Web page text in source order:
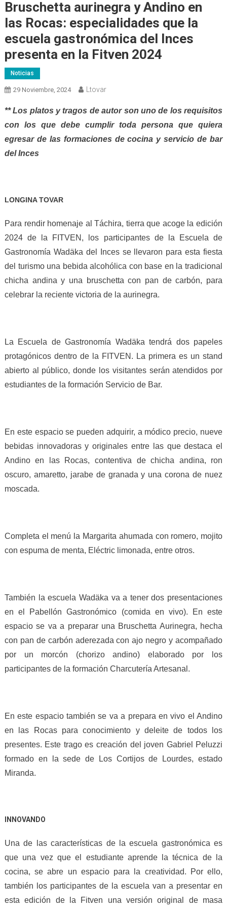
Bruschetta aurinegra y Andino en
las Rocas: especialidades que la
escuela gastronómica del Inces
presenta en la Fitven 2024
Noticias
29 Noviembre, 2024 Ltovar
** Los platos y tragos de autor son uno de los requisitos
con los que debe cumplir toda persona que quiera
egresar de las formaciones de cocina y servicio de bar
del Inces
LONGINA TOVAR
Para rendir homenaje al Táchira, tierra que acoge la edición
2024 de la FITVEN, los participantes de la Escuela de
Gastronomía Wadäka del Inces se llevaron para esta fiesta
del turismo una bebida alcohólica con base en la tradicional
chicha andina y una bruschetta con pan de carbón, para
celebrar la reciente victoria de la aurinegra.
La Escuela de Gastronomía Wadäka tendrá dos papeles
protagónicos dentro de la FITVEN. La primera es un stand
abierto al público, donde los visitantes serán atendidos por
estudiantes de la formación Servicio de Bar.
En este espacio se pueden adquirir, a módico precio, nueve
bebidas innovadoras y originales entre las que destaca el
Andino en las Rocas, contentiva de chicha andina, ron
oscuro, amaretto, jarabe de granada y una corona de nuez
moscada.
Completa el menú la Margarita ahumada con romero, mojito
con espuma de menta, Eléctric limonada, entre otros.
También la escuela Wadäka va a tener dos presentaciones
en el Pabellón Gastronómico (comida en vivo). En este
espacio se va a preparar una Bruschetta Aurinegra, hecha
con pan de carbón aderezada con ajo negro y acompañado
por un morcón (chorizo andino) elaborado por los
participantes de la formación Charcutería Artesanal.
En este espacio también se va a prepara en vivo el Andino
en las Rocas para conocimiento y deleite de todos los
presentes. Este trago es creación del joven Gabriel Peluzzi
formado en la sede de Los Cortijos de Lourdes, estado
Miranda.
INNOVANDO
Una de las características de la escuela gastronómica es
que una vez que el estudiante aprende la técnica de la
cocina, se abre un espacio para la creatividad. Por ello,
también los participantes de la escuela van a presentar en
esta edición de la Fitven una versión original de masa